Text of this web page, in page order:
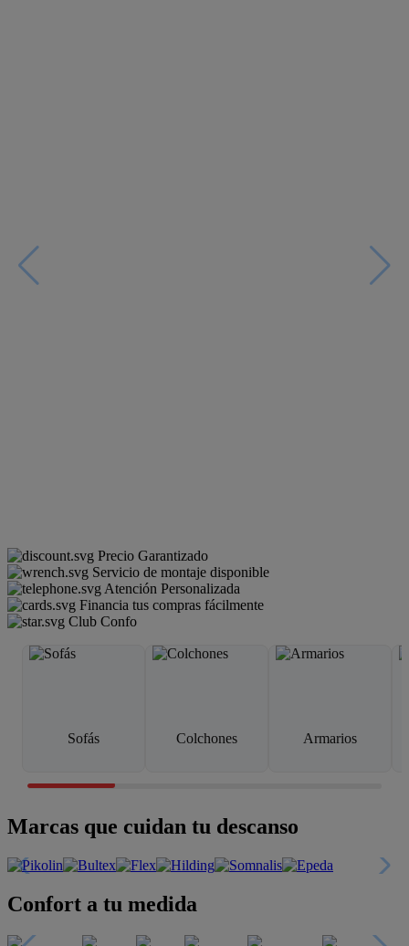
Precio Garantizado
Servicio de montaje disponible
Atención Personalizada
Financia tus compras fácilmente
Club Confo
Sofás Colchones Armarios
Marcas que cuidan tu descanso
Confort a tu medida